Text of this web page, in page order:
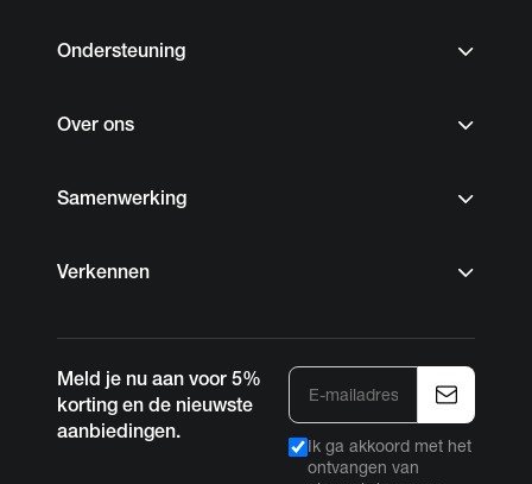
Ondersteuning
Over ons
Samenwerking
Verkennen
Meld je nu aan voor 5%
korting en de nieuwste
aanbiedingen.
Ik ga akkoord met het
ontvangen van